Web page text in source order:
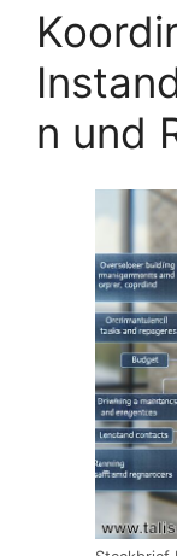
n und